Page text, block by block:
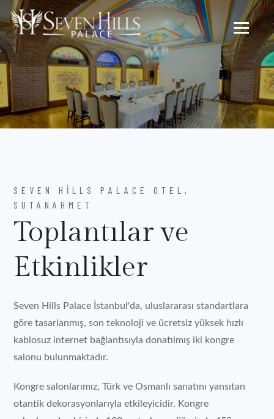
SEVEN HILLS PALACE OTEL,
SUTANAHMET
Toplantılar ve
Etkinlikler
Seven Hills Palace İstanbul'da, uluslararası standartlara
göre tasarlanmış, son teknoloji ve ücretsiz yüksek hızlı
kablosuz internet bağlantısıyla donatılmış iki kongre
salonu bulunmaktadır.
Kongre salonlarımız, Türk ve Osmanlı sanatını yansıtan
otantik dekorasyonlarıyla etkileyicidir. Kongre